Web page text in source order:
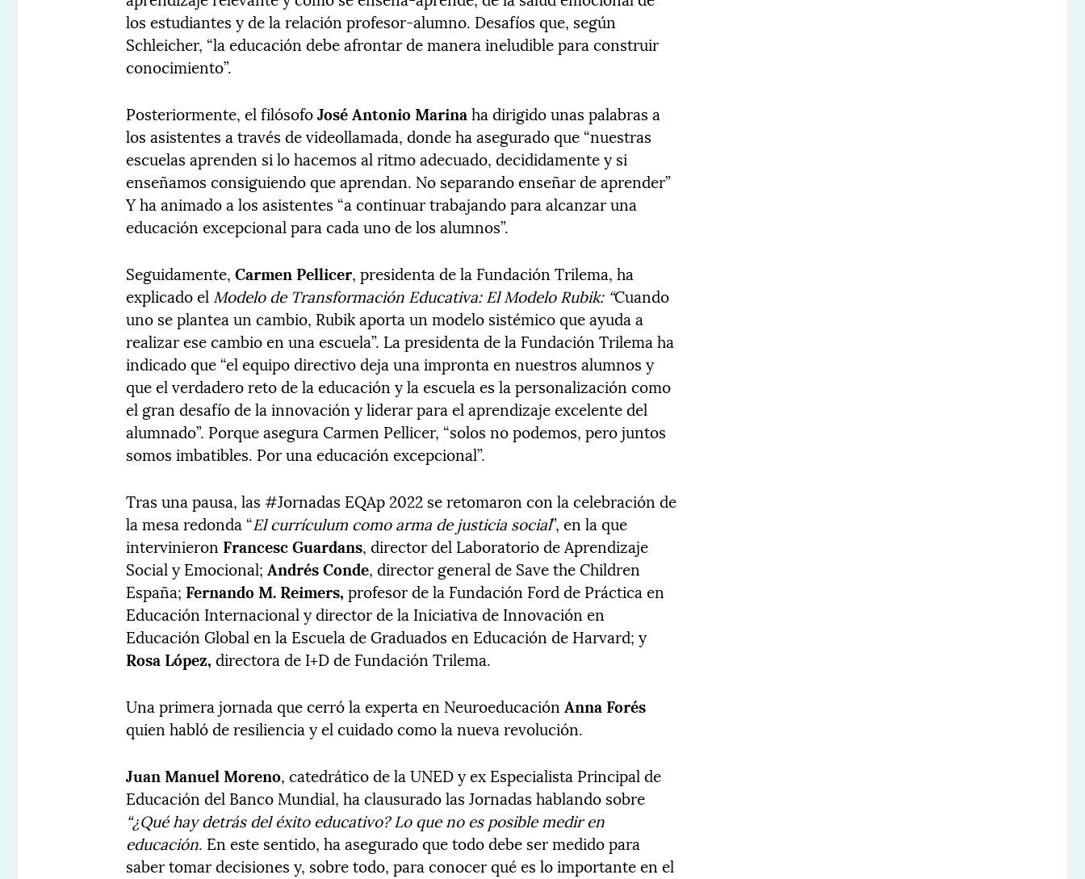
los estudiantes y de la relación profesor-alumno. Desafíos que, según
Schleicher, “la educación debe afrontar de manera ineludible para construir
conocimiento”.
Posteriormente, el filósofoJosé Antonio Marinaha dirigido unas palabras a
los asistentes a través de videollamada, donde ha asegurado que “nuestras
escuelas aprenden si lo hacemos al ritmo adecuado, decididamente y si
enseñamos consiguiendo que aprendan. No separando enseñar de aprender”
Y ha animado a los asistentes “a continuar trabajando para alcanzar una
educación excepcional para cada uno de los alumnos”.
Seguidamente,Carmen Pellicer, presidenta de la Fundación Trilema, ha
explicado el Modelo de Transformación Educativa: El Modelo Rubik: “Cuando
uno se plantea un cambio, Rubik aporta un modelo sistémico que ayuda a
realizar ese cambio en una escuela”. La presidenta de la Fundación Trilema ha
indicado que “el equipo directivo deja una impronta en nuestros alumnos y
que el verdadero reto de la educación y la escuela es la personalización como
el gran desafío de la innovación y liderar para el aprendizaje excelente del
alumnado”. Porque asegura Carmen Pellicer, “solos no podemos, pero juntos
somos imbatibles. Por una educación excepcional”.
Tras una pausa, las #Jornadas EQAp 2022 se retomaron con la celebración de
la mesa redonda “El currículum como arma de justicia social”, en la que
intervinieron Francesc Guardans, director del Laboratorio de Aprendizaje
Social y Emocional;Andrés Conde, director general de Save the Children
España; Fernando M. Reimers,profesor de la Fundación Ford de Práctica en
Educación Internacional y director de la Iniciativa de Innovación en
Educación Global en la Escuela de Graduados en Educación de Harvard; y
Rosa López,directora de I+D de Fundación Trilema.
Una primera jornada que cerró la experta en NeuroeducaciónAnna Forés
quien habló de resiliencia y el cuidado como la nueva revolución.
Juan Manuel Moreno, catedrático de la UNED y ex Especialista Principal de
Educación del Banco Mundial, ha clausurado las Jornadas hablando sobre
“¿Qué hay detrás del éxito educativo? Lo que no es posible medir en
educación. En este sentido, ha asegurado que todo debe ser medido para
saber tomar decisiones y, sobre todo, para conocer qué es lo importante en el